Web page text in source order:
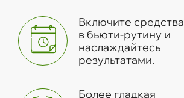
Включите средства
в бьюти-рутину и
наслаждайтесь
результатами.
Более гладкая